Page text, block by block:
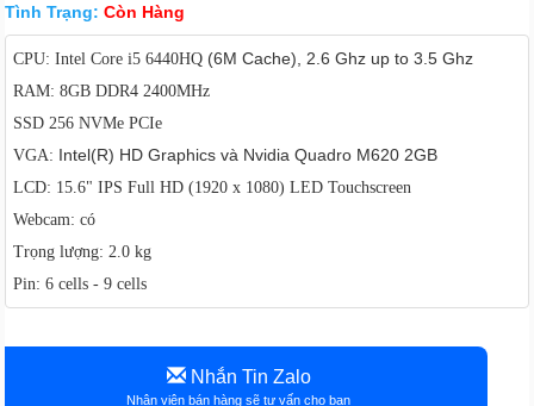
Tình Trạng: Còn Hàng
CPU: Intel Core i5 6440HQ (6M Cache), 2.6 Ghz up to 3.5 Ghz
RAM: 8GB DDR4 2400MHz
SSD 256 NVMe PCIe
VGA: Intel(R) HD Graphics và Nvidia Quadro M620 2GB
LCD: 15.6" IPS Full HD (1920 x 1080) LED Touchscreen
Webcam: có
Trọng lượng: 2.0 kg
Pin: 6 cells - 9 cells
Nhắn Tin Zalo
Nhân viên bán hàng sẽ tư vấn cho bạn